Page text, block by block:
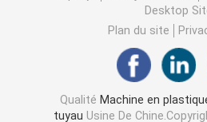
Machine d'extrusion de bande
Pp attachent la chaîne de
Machine en plastique
Desktop
Plan du site
Qualité Machine en
tuyau Usine De